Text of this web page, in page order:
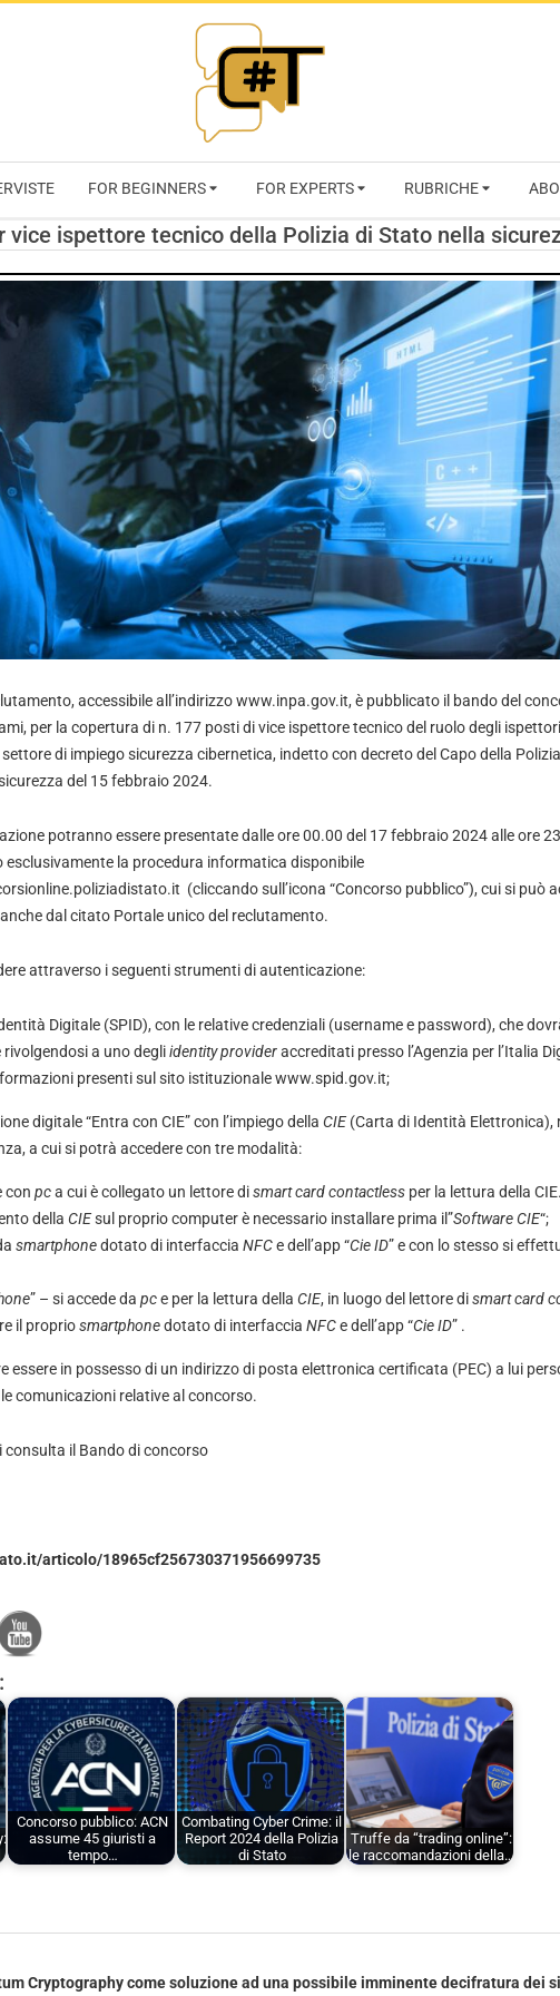
RIVISTA
CYBERSECURITY
TRENDS
FOR BEGINNERS FOR EXPERTS RUBRICHE
vice ispettore tecnico della Polizia di Stato nella
accessibile all’indirizzowww.inpa.gov.it, è pubblicato il bando del
per la copertura di n. 177 posti di vice ispettore tecnico del ruolo degli
di impiego sicurezza cibernetica, indetto con decreto del Capo della
del 15 febbraio 2024.
potranno essere presentate dalle ore 00.00 del 17 febbraio 2024 alle ore
esclusivamente la procedura informatica disponibile
(cliccando sull’icona “Concorso pubblico”), cui si può
dal citato Portale unico del reclutamento.
attraverso i seguenti strumenti di autenticazione:
Digitale (SPID), con le relative credenziali (username e password), che
a uno degliidentity provideraccreditati presso l’Agenzia per l’Italia
presenti sul sito istituzionalewww.spid.gov.it;
digitale “Entra con CIE” con l’impiego della CIE(Carta di Identità Elettronica),
a cui si potrà accedere con tre modalità:
con pca cui è collegato un lettore dismart card contactlessper la lettura della
della CIEsul proprio computer è necessario installare prima il”Software CIE“;
smartphonedotato di interfaccia NFCe dell’app “Cie ID” e con lo stesso si
” – si accede da pce per la lettura della CIE, in luogo del lettore dismart card
il propriosmartphonedotato di interfaccia NFCe dell’app “Cie ID” .
essere in possesso di un indirizzo di posta elettronica certificata (PEC) a lui
comunicazioni relative al concorso.
il Bando di concorso
articolo/18965cf256730371956699735
Concorso pubblico: ACN
assume 45 giuristi a
tempo…
Combating Cyber Crime: il
Report 2024 della Polizia
di Stato
Truffe da “trading online”:
le raccomandazioni della…
Cryptography come soluzione ad una possibile imminente decifratura dei